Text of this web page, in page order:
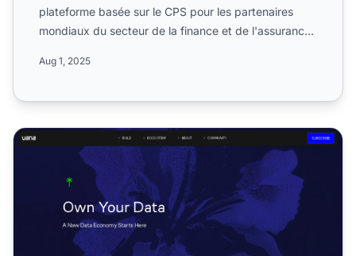
plateforme basée sur le CPS pour les partenaires
mondiaux du secteur de la finance et de l'assurance.
Aug 1, 2025
Programme d'affiliation Vana